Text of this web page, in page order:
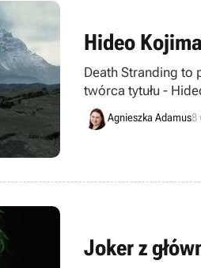
Hideo
Death Stranding to
twórca tytułu -
Agnieszka Adamus8
Joker z